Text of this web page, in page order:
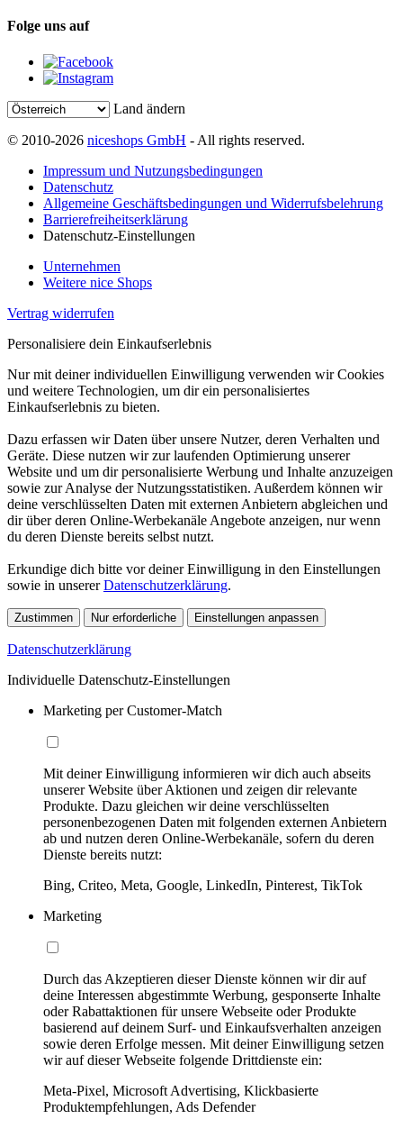
Folge uns auf
Land ändern
© 2010-2026 niceshops GmbH - All rights reserved.
Impressum und Nutzungsbedingungen
Datenschutz
Allgemeine Geschäftsbedingungen und Widerrufsbelehrung
Barrierefreiheitserklärung
Datenschutz-Einstellungen
Unternehmen
Weitere nice Shops
Vertrag widerrufen
Personalisiere dein Einkaufserlebnis
Nur mit deiner individuellen Einwilligung verwenden wir Cookies
und weitere Technologien, um dir ein personalisiertes
Einkaufserlebnis zu bieten.
Dazu erfassen wir Daten über unsere Nutzer, deren Verhalten und
Geräte. Diese nutzen wir zur laufenden Optimierung unserer
Website und um dir personalisierte Werbung und Inhalte anzuzeigen
sowie zur Analyse der Nutzungsstatistiken. Außerdem können wir
deine verschlüsselten Daten mit externen Anbietern abgleichen und
dir über deren Online-Werbekanäle Angebote anzeigen, nur wenn
du deren Dienste bereits selbst nutzt.
Erkundige dich bitte vor deiner Einwilligung in den Einstellungen
sowie in unsererDatenschutzerklärung.
Zustimmen Nur erforderliche Einstellungen anpassen
Datenschutzerklärung
Individuelle Datenschutz-Einstellungen
Marketing per Customer-Match
Mit deiner Einwilligung informieren wir dich auch abseits
unserer Website über Aktionen und zeigen dir relevante
Produkte. Dazu gleichen wir deine verschlüsselten
personenbezogenen Daten mit folgenden externen Anbietern
ab und nutzen deren Online-Werbekanäle, sofern du deren
Dienste bereits nutzt:
Bing, Criteo, Meta, Google, LinkedIn, Pinterest, TikTok
Marketing
Durch das Akzeptieren dieser Dienste können wir dir auf
deine Interessen abgestimmte Werbung, gesponserte Inhalte
oder Rabattaktionen für unsere Webseite oder Produkte
basierend auf deinem Surf- und Einkaufsverhalten anzeigen
sowie deren Erfolge messen. Mit deiner Einwilligung setzen
wir auf dieser Webseite folgende Drittdienste ein:
Meta-Pixel, Microsoft Advertising, Klickbasierte
Produktempfehlungen, Ads Defender